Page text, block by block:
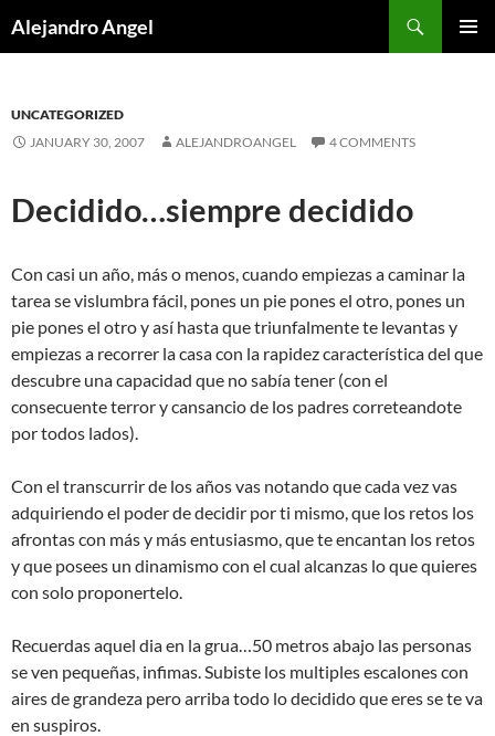
toAlejandro Angel
UNCATEGORIZED
JANUARY 30, 2007
ALEJANDROANGEL 4 COMMENTS
Decidido…siempre decidido
Con casi un año, más o menos, cuando empiezas a caminar la
tarea se vislumbra fácil, pones un pie pones el otro, pones un
pie pones el otro y así hasta que triunfalmente te levantas y
empiezas a recorrer la casa con la rapidez característica del que
descubre una capacidad que no sabía tener (con el
consecuente terror y cansancio de los padres correteandote
por todos lados).
Con el transcurrir de los años vas notando que cada vez vas
adquiriendo el poder de decidir por ti mismo, que los retos los
afrontas con más y más entusiasmo, que te encantan los retos
y que posees un dinamismo con el cual alcanzas lo que quieres
con solo proponertelo.
Recuerdas aquel dia en la grua…50 metros abajo las personas
se ven pequeñas, infimas. Subiste los multiples escalones con
aires de grandeza pero arriba todo lo decidido que eres se te va
en suspiros.